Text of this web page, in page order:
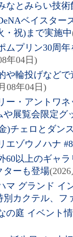
なとみらい技術
ベイスター
・祝)まで実施中
ムプリン30周
年04日)
や輪投げなど
08年04日)
ー・アントワ
や展覧会限定グ
)チェロとダン
エゾウノハナ
60以上のギャ
ターも登場
マ グランド イ
別カクテル、フ
の庭 イベント